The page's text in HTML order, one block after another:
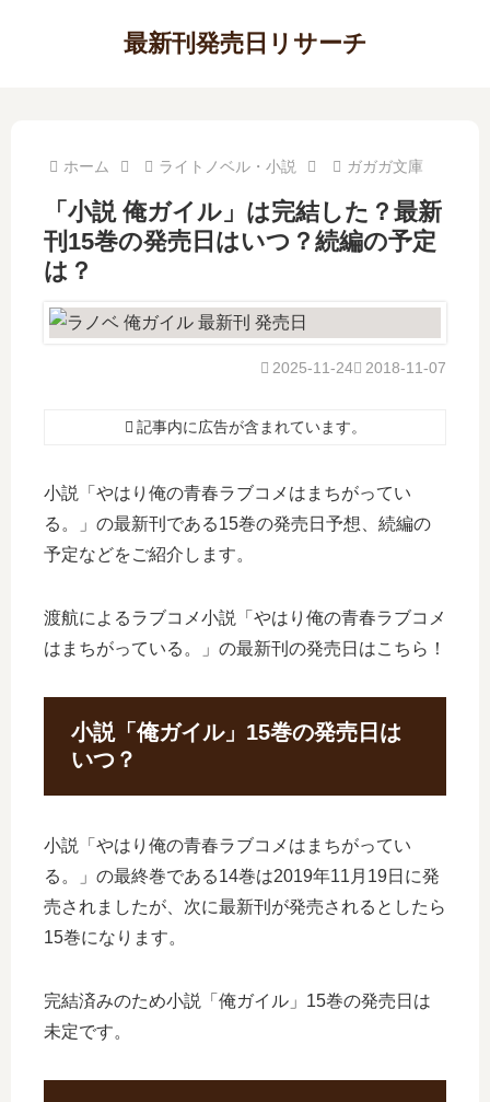
最新刊発売日リサーチ
ホーム ライトノベル・小説 ガガガ文庫
「小説 俺ガイル」は完結した？最新
刊15巻の発売日はいつ？続編の予定
は？
2018-11-07
2025-11-24
記事内に広告が含まれています。
小説「やはり俺の青春ラブコメはまちがってい
る。」の最新刊である15巻の発売日予想、続編の
予定などをご紹介します。
渡航によるラブコメ小説「やはり俺の青春ラブコメ
はまちがっている。」の最新刊の発売日はこちら！
小説「俺ガイル」15巻の発売日は
いつ？
小説「やはり俺の青春ラブコメはまちがってい
る。」の最終巻である14巻は2019年11月19日に発
売されましたが、次に最新刊が発売されるとしたら
15巻になります。
完結済みのため小説「俺ガイル」15巻の発売日は
未定です。